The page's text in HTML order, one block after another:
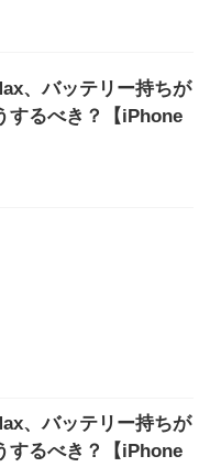
、バッテリー持ちが
するべき？【iPhone
、バッテリー持ちが
するべき？【iPhone